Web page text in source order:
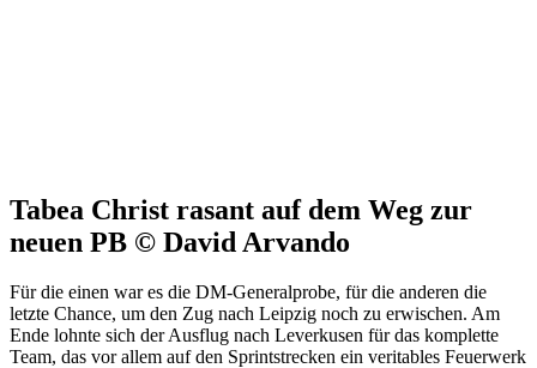
Tabea Christ rasant auf dem Weg zur
neuen PB © David Arvando
Für die einen war es die DM-Generalprobe, für die anderen die
letzte Chance, um den Zug nach Leipzig noch zu erwischen. Am
Ende lohnte sich der Ausflug nach Leverkusen für das komplette
Team, das vor allem auf den Sprintstrecken ein veritables Feuerwerk